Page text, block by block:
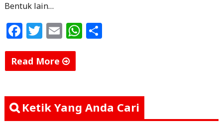
Bentuk lain…
F
a
c
e
b
o
T
w
itt
e
r
E
m
ai
l
W
A
p
S
Read More
Plat
Besi
Ketik Yang Anda Cari